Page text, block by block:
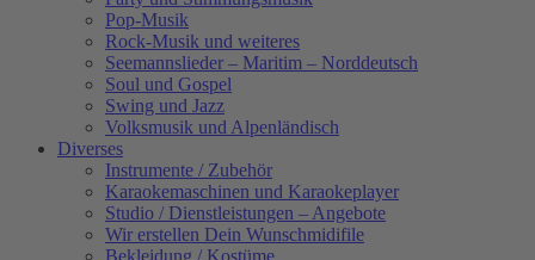
Pop-Musik
Rock-Musik und weiteres
Seemannslieder – Maritim – Norddeutsch
Soul und Gospel
Swing und Jazz
Volksmusik und Alpenländisch
Diverses
Instrumente / Zubehör
Karaokemaschinen und Karaokeplayer
Studio / Dienstleistungen – Angebote
Wir erstellen Dein Wunschmidifile
Bekleidung / Kostüme